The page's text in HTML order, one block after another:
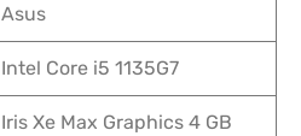
Asus
Intel Core i5 1135G7
Iris Xe Max Graphics 4 GB